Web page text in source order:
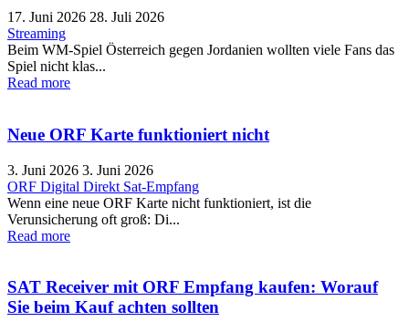
17. Juni 2026 28. Juli 2026
Streaming
Beim WM-Spiel Österreich gegen Jordanien wollten viele Fans das
Spiel nicht klas...
Read more
Neue ORF Karte funktioniert nicht
3. Juni 2026 3. Juni 2026
ORF Digital Direkt Sat-Empfang
Wenn eine neue ORF Karte nicht funktioniert, ist die
Verunsicherung oft groß: Di...
Read more
SAT Receiver mit ORF Empfang kaufen: Worauf
Sie beim Kauf achten sollten